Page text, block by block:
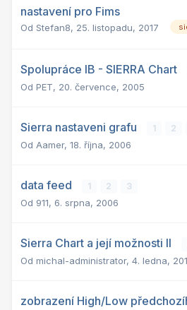
nastavení pro Fims
Od Stefan8, 25. listopadu, 2017
Spolupráce IB - SIERRA Chart
Od PET, 20. července, 2005
Sierra nastaveni grafu 1 2
Od Aamer, 18. října, 2006
data feed 1 2 3
Od 911, 6. srpna, 2006
Sierra Chart a její možnosti II
Od michal-administrator, 4. ledna,
zobrazení High/Low